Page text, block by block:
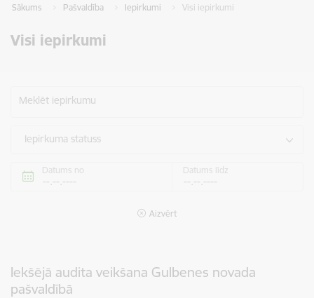
Sākums Pašvaldība Iepirkumi Visi iepirkumi
Visi iepirkumi
Meklēt iepirkumu
Iepirkuma statuss
Datums no Datums līdz
Aizvērt
Iekšējā audita veikšana Gulbenes novada
pašvaldībā